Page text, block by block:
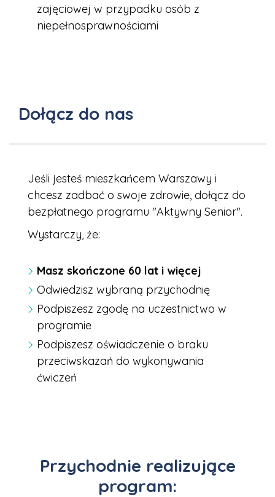
zajęciowej w przypadku osób z
niepełnosprawnościami
Dołącz do nas
Jeśli jesteś mieszkańcem Warszawy i
chcesz zadbać o swoje zdrowie, dołącz do
bezpłatnego programu "Aktywny Senior".
Wystarczy, że:
Masz skończone 60 lat i więcej
Odwiedzisz wybraną przychodnię
Podpiszesz zgodę na uczestnictwo w
programie
Podpiszesz oświadczenie o braku
przeciwskazań do wykonywania
ćwiczeń
Przychodnie realizujące
program: